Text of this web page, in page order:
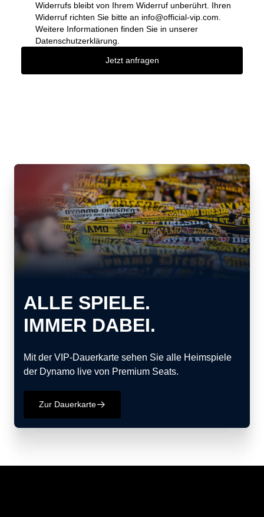
Widerrufs bleibt von Ihrem Widerruf unberührt. Ihren
Widerruf richten Sie bitte an info@official-vip.com
Weitere Informationen finden Sie in unserer
Datenschutzerklärung.
Jetzt anfragen
ALLE SPIELE.
IMMER DABEI.
Mit der VIP-Dauerkarte sehen Sie alle Heimspiele
der Dynamo live von Premium Seats.
Zur Dauerkarte􀄫